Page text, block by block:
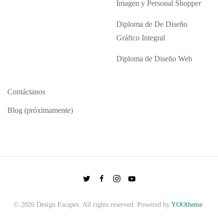
Imagen y Personal Shopper
Diploma de De Diseño
Gráfico Integral
Diploma de Diseño Web
Contáctanos
Blog (próximamente)
© 2026 Design Escapes. All rights reserved. Powered by YOOtheme.